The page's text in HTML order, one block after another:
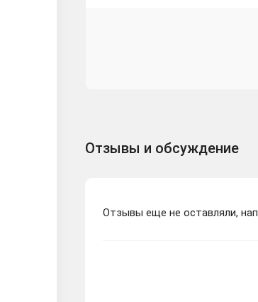
Отзывы и обсуждение
Отзывы еще не оставляли,